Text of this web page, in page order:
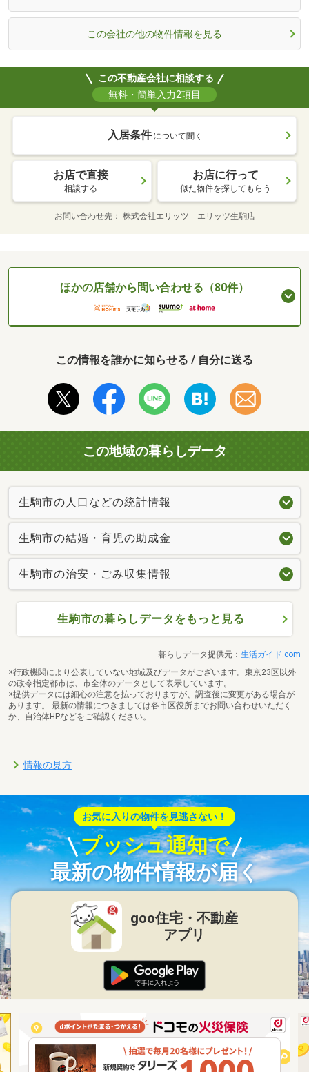
この会社の他の物件情報を見る
この不動産会社に相談する
無料・簡単入力2項目
入居条件 について聞く
お店で直接
相談する
お店に行って
似た物件を探してもらう
お問い合わせ先 株式会社エリッツ エリッツ生駒店
ほかの店舗から問い合わせる（80件）
この情報を誰かに知らせる / 自分に送る
この地域の暮らしデータ
生駒市の人口などの統計情報
生駒市の結婚・育児の助成金
生駒市の治安・ごみ収集情報
生駒市の暮らしデータをもっと見る
暮らしデータ提供元： 生活ガイド.com
※行政機関により公表していない地域及びデータがございます。東京23区以外
の政令指定都市は、市全体のデータとして表示しています。
※提供データには細心の注意を払っておりますが、調査後に変更がある場合が
あります。 最新の情報につきましては各市区役所までお問い合わせいただく
か、自治体HPなどをご確認ください。
情報の見方
お気に入りの物件を見逃さない！
プッシュ通知で
最新の物件情報が届く
goo住宅・不動産
アプリ